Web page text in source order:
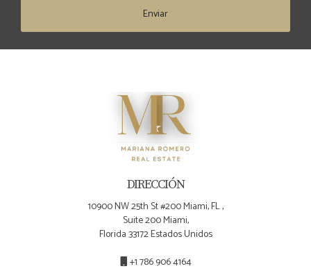
Enviar
DIRECCIÓN
10900 NW 25th St #200 Miami, FL ,
Suite 200 Miami,
Florida 33172 Estados Unidos
+1 786 906 4164